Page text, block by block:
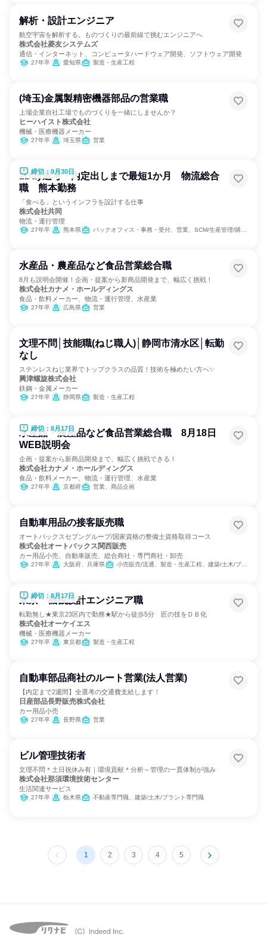
解析・設計エンジニア
航空宇宙を解析する。ものづくりの最前線で挑むエンジニアへ
株式会社菱友システムズ
通信・インターネット、コンピュータハードウェア開発、ソフトウェア開発
27年卒 愛知県 製造・生産工程
(埼玉)金属製精密機器部品の営業職
上場企業自社工場でものづくりを一緒にしませんか？
ヒーハイスト株式会社
機械・医療機器メーカー
27年卒 埼玉県 営業
締切：9月30日
1Day選考・内定出しまで最短1か月 物流総合
職 熊本勤務
「食べる」というインフラを設計する仕事
株式会社共同
物流・運行管理
27年卒 熊本県 バックオフィス・事務・受付、営業、SCM/生産管理/購買/物流、交通/運輸
水産品・農産品など食品営業総合職
8月も説明会開催！企画・提案から新商品開発まで、幅広く挑戦！
株式会社カナメ・ホールディングス
食品・飲料メーカー、物流・運行管理、水産業
27年卒 広島県 営業
文理不問│技能職(ねじ職人)│静岡市清水区│転勤
なし
ステンレスねじ業界でトップクラスの品質！技術を極めたい方へ✨
興津螺旋株式会社
鉄鋼・金属メーカー
27年卒 静岡県 製造・生産工程
締切：8月17日
水産品・農産品など食品営業総合職 8月18日
WEB説明会
企画・提案から新商品開発まで、幅広く挑戦できる！
株式会社カナメ・ホールディングス
食品・飲料メーカー、物流・運行管理、水産業
27年卒 京都府 営業、商品企画
自動車用品の接客販売職
オートバックスセブングループ/国家資格の整備士資格取得コース
株式会社オートバックス関西販売
カー用品小売、自動車販売、総合商社・専門商社・卸売
27年卒 大阪府、兵庫県 小売販売/流通、製造・生産工程、建築/土木/プラント専門職
締切：8月17日
東京 機械設計エンジニア職
転勤無し★東京23区内で勤務★駅から徒歩5分 匠の技をＤＢ化
株式会社オーケイエス
機械・医療機器メーカー
27年卒 東京都 製造・生産工程
自動車部品商社のルート営業(法人営業)
【内定まで2週間】全選考の交通費支給します！
日産部品長野販売株式会社
カー用品小売
27年卒 長野県 営業
ビル管理技術者
文理不問＊土日祝休み有｜環境貢献＊分析～管理の一貫体制が強み
株式会社那須環境技術センター
生活関連サービス
27年卒 栃木県 不動産専門職、建築/土木/プラント専門職
1 2 3 4 5